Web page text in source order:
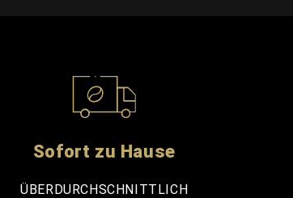
Sofort zu Hause
ÜBERDURCHSCHNITTLICH